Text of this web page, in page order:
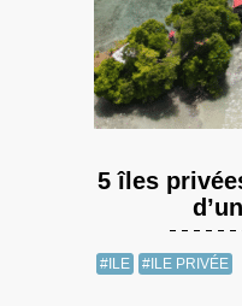
5 îles
#ILE #ILE PRIVÉE